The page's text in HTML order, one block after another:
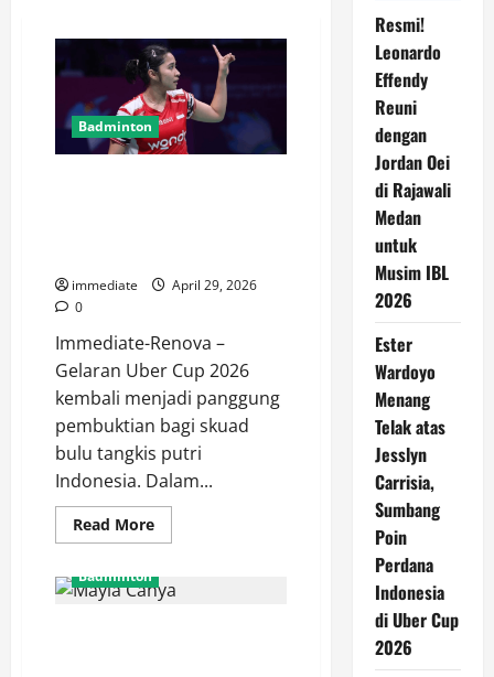
Badminton
immediate
April 29, 2026
0
Immediate-Renova –
Gelaran Uber Cup 2026
kembali menjadi panggung
pembuktian bagi skuad
bulu tangkis putri
Indonesia. Dalam...
Read MoreRead
more
Wardoyo
Menang
Badminton
Resmi!
Leonardo
Effendy
Reuni
dengan
Jordan Oei
di Rajawali
Medan
untuk
Musim IBL
2026
Ester
Wardoyo
Menang
Telak atas
Jesslyn
Carrisia,
Sumbang
Poin
Perdana
Indonesia
di Uber Cup
2026